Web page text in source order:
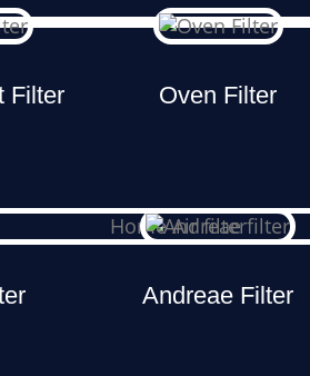
Filter Oven Filter
Andreae Filter